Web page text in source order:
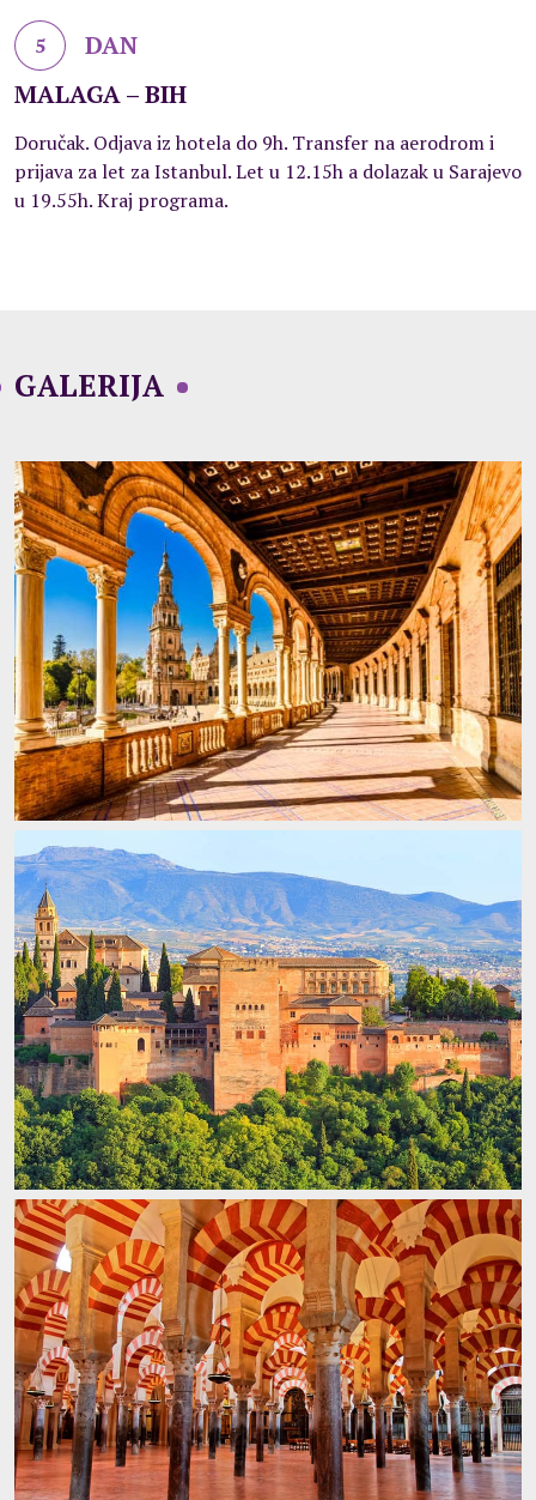
5
DAN
MALAGA – BIH
Doručak. Odjava iz hotela do 9h. Transfer na aerodrom i
prijava za let za Istanbul. Let u 12.15h a dolazak u Sarajevo
u 19.55h. Kraj programa.
GALERIJA